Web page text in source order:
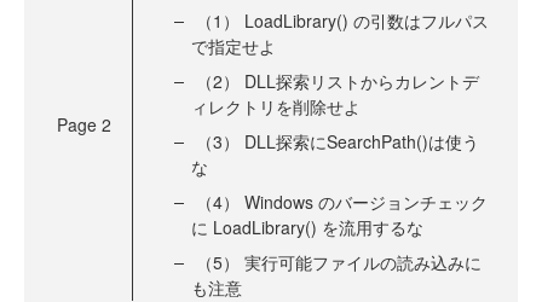
Page 2
（1） LoadLibrary() の引数はフルパス
で指定せよ
（2） DLL探索リストからカレントデ
ィレクトリを削除せよ
（3） DLL探索にSearchPath()は使う
な
（4） Windows のバージョンチェック
に LoadLibrary() を流用するな
（5） 実行可能ファイルの読み込みに
も注意